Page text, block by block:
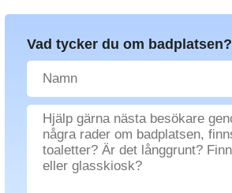
Vad tycker du om badplatsen?